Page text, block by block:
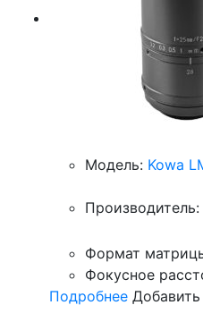
Модель: Kowa
Производитель:
Формат
Фокусное
Подробнее